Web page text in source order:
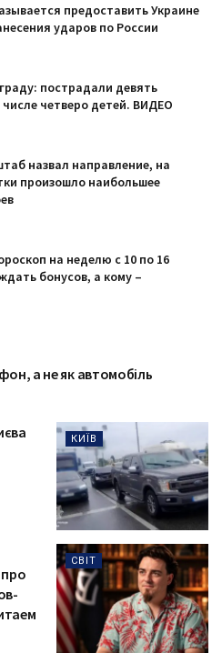
предоставить Украине
ударов по России
пострадали девять
числе четверо детей. ВИДЕО
назвал направление, на
произошло наибольшее
на неделю с 10 по 16
бонусов, а кому –
ТЕХНОЛОГІЇ
а не як автомобіль
КИЇВ
СВІТ